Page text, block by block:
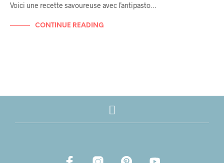
Voici une recette savoureuse avec l’antipasto…
CONTINUE READING